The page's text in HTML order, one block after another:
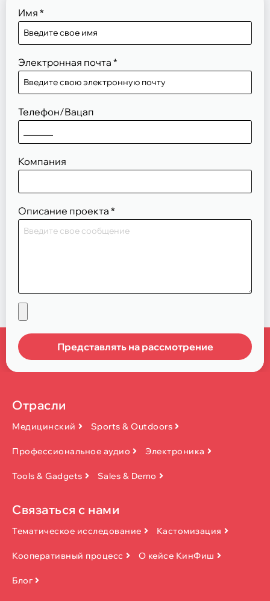
Имя *
Электронная почта *
Телефон/Вацап
Компания
Описание проекта *
Представлять на рассмотрение
Отрасли
Медицинский Sports & Outdoors
Профессиональное аудио Электроника
Tools & Gadgets Sales & Demo
Связаться с нами
Тематическое исследование Кастомизация
Кооперативный процесс О кейсе КинФиш
Блог